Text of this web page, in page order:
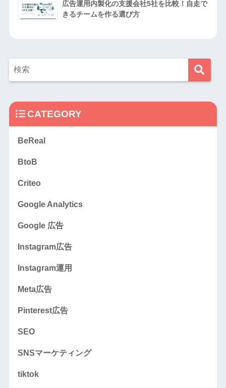
広告運用内製化の支援会社5社を比較！自走で
きるチームを作る選び方
CATEGORY
BeReal
BtoB
Criteo
Google Analytics
Google 広告
Instagram広告
Instagram運用
Meta広告
Pinterest広告
SEO
SNSマーケティング
tiktok